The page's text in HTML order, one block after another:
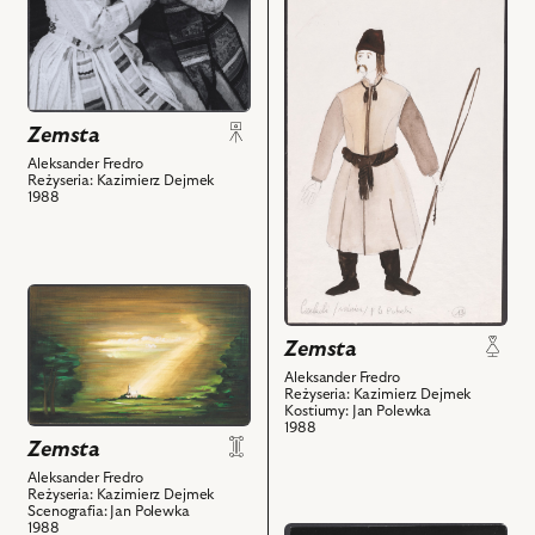
Klara,
Sławomir
Głazek
-
Wacław
i
obiektów
Zemsta
Aleksander Fredro
Reżyseria: Kazimierz Dejmek
1988
Zemsta,
Projekt:
kostium
Czeladź
(woźnica)
powiązanych
z
nim
obiektów
Zemsta
Aleksander Fredro
Reżyseria: Kazimierz Dejmek
Kostiumy: Jan Polewka
1988
przejdź
do
obiektu
Zemsta,
Projekt:
scenografia
i
powiązanych
z
Zemsta
Aleksander Fredro
Reżyseria: Kazimierz Dejmek
Scenografia: Jan Polewka
1988